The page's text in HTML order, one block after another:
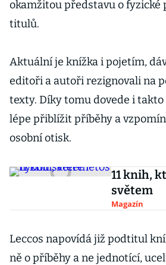
okamžitou představu o fyzické
titulů.
Aktuální je knížka i pojetím,
editoři a autoři rezignovali na
texty. Díky tomu dovede i
lépe přiblížit příběhy a
osobní otisk.
11 knih,
světem
Magazín
Leccos napovídá již podtitul
ně o příběhy a ne jednotící,